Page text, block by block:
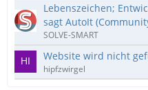
Lebenszeichen;
sagt AutoIt
SOLVE-SMART
Website wird nicht
hipfzwirgel